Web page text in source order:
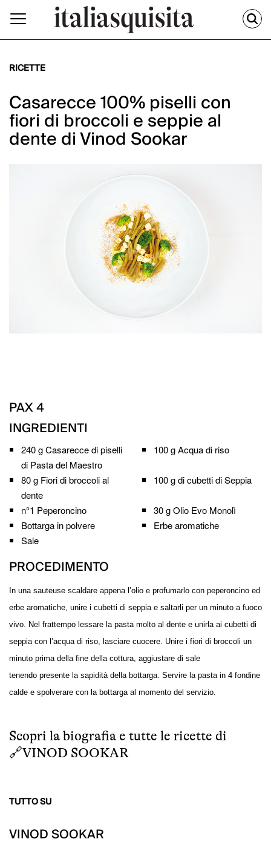
RICETTE
Casarecce 100% piselli con
fiori di broccoli e seppie al
dente di Vinod Sookar
PAX4
INGREDIENTI
240 gCasarecce di piselli
di Pasta del Maestro
100 gAcqua di riso
80 g Fiori di broccoli al
dente
100 g di cubetti diSeppia
n°1 Peperoncino 30 gOlio Evo Monolì
Bottarga in polvere
Erbe aromatiche
Sale
PROCEDIMENTO
In una sauteuse scaldare appena l’olio e profumarlo con peperoncino ed
erbe aromatiche, unire i cubetti di seppia e saltarli per un minuto a fuoco
vivo. Nel frattempo lessare la pasta molto al dente e unirla ai cubetti di
seppia con l’acqua di riso, lasciare cuocere. Unire i fiori di broccoli un
minuto prima della fine della cottura, aggiustare di sale
tenendo presente la sapidità della bottarga. Servire la pasta in 4 fondine
calde e spolverare con la bottarga al momento del servizio.
Scopri la biografia e tutte le ricette di
🔗VINOD SOOKAR
TUTTO SU
VINOD SOOKAR